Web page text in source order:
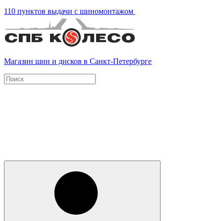
110 пунктов выдачи с шиномонтажом
Магазин шин и дисков в Санкт-Петербурге